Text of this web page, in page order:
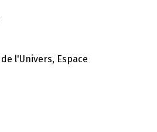
l'Univers, Espace